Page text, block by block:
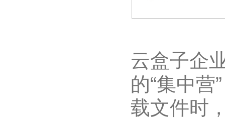
云盒子企
的“集中营
载文件时